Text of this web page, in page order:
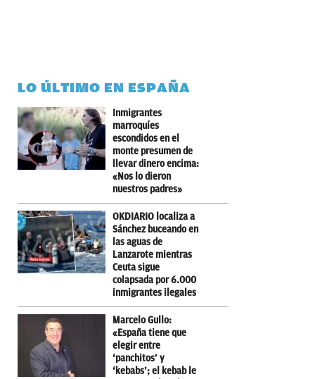
LO ÚLTIMO EN ESPAÑA
Inmigrantes
marroquíes
escondidos en el
monte presumen de
llevar dinero encima:
«Nos lo dieron
nuestros padres»
OKDIARIO localiza a
Sánchez buceando en
las aguas de
Lanzarote mientras
Ceuta sigue
colapsada por 6.000
inmigrantes ilegales
Marcelo Gullo:
«España tiene que
elegir entre
‘panchitos’ y
‘kebabs’; el kebab le